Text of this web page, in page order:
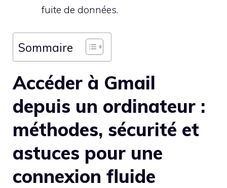
fuite de données.
Sommaire
Accéder à Gmail
depuis un ordinateur :
méthodes, sécurité et
astuces pour une
connexion fluide